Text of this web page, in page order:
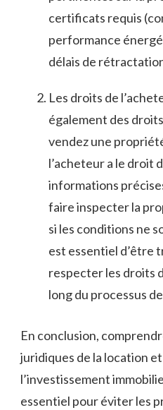
certificats ​requis
performance
délais de
Les droits de
également des
vendez une
l’acheteur a le droit
informations
faire ‍inspecter la
si les conditions ne
est essentiel d’être
respecter les droits
long du processus
En conclusion,
juridiques de la location
l’investissement
essentiel pour éviter les